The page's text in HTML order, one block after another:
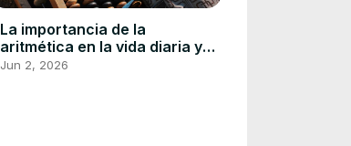
La importancia de la
aritmética en la vida diaria y
profesional
Jun 2, 2026